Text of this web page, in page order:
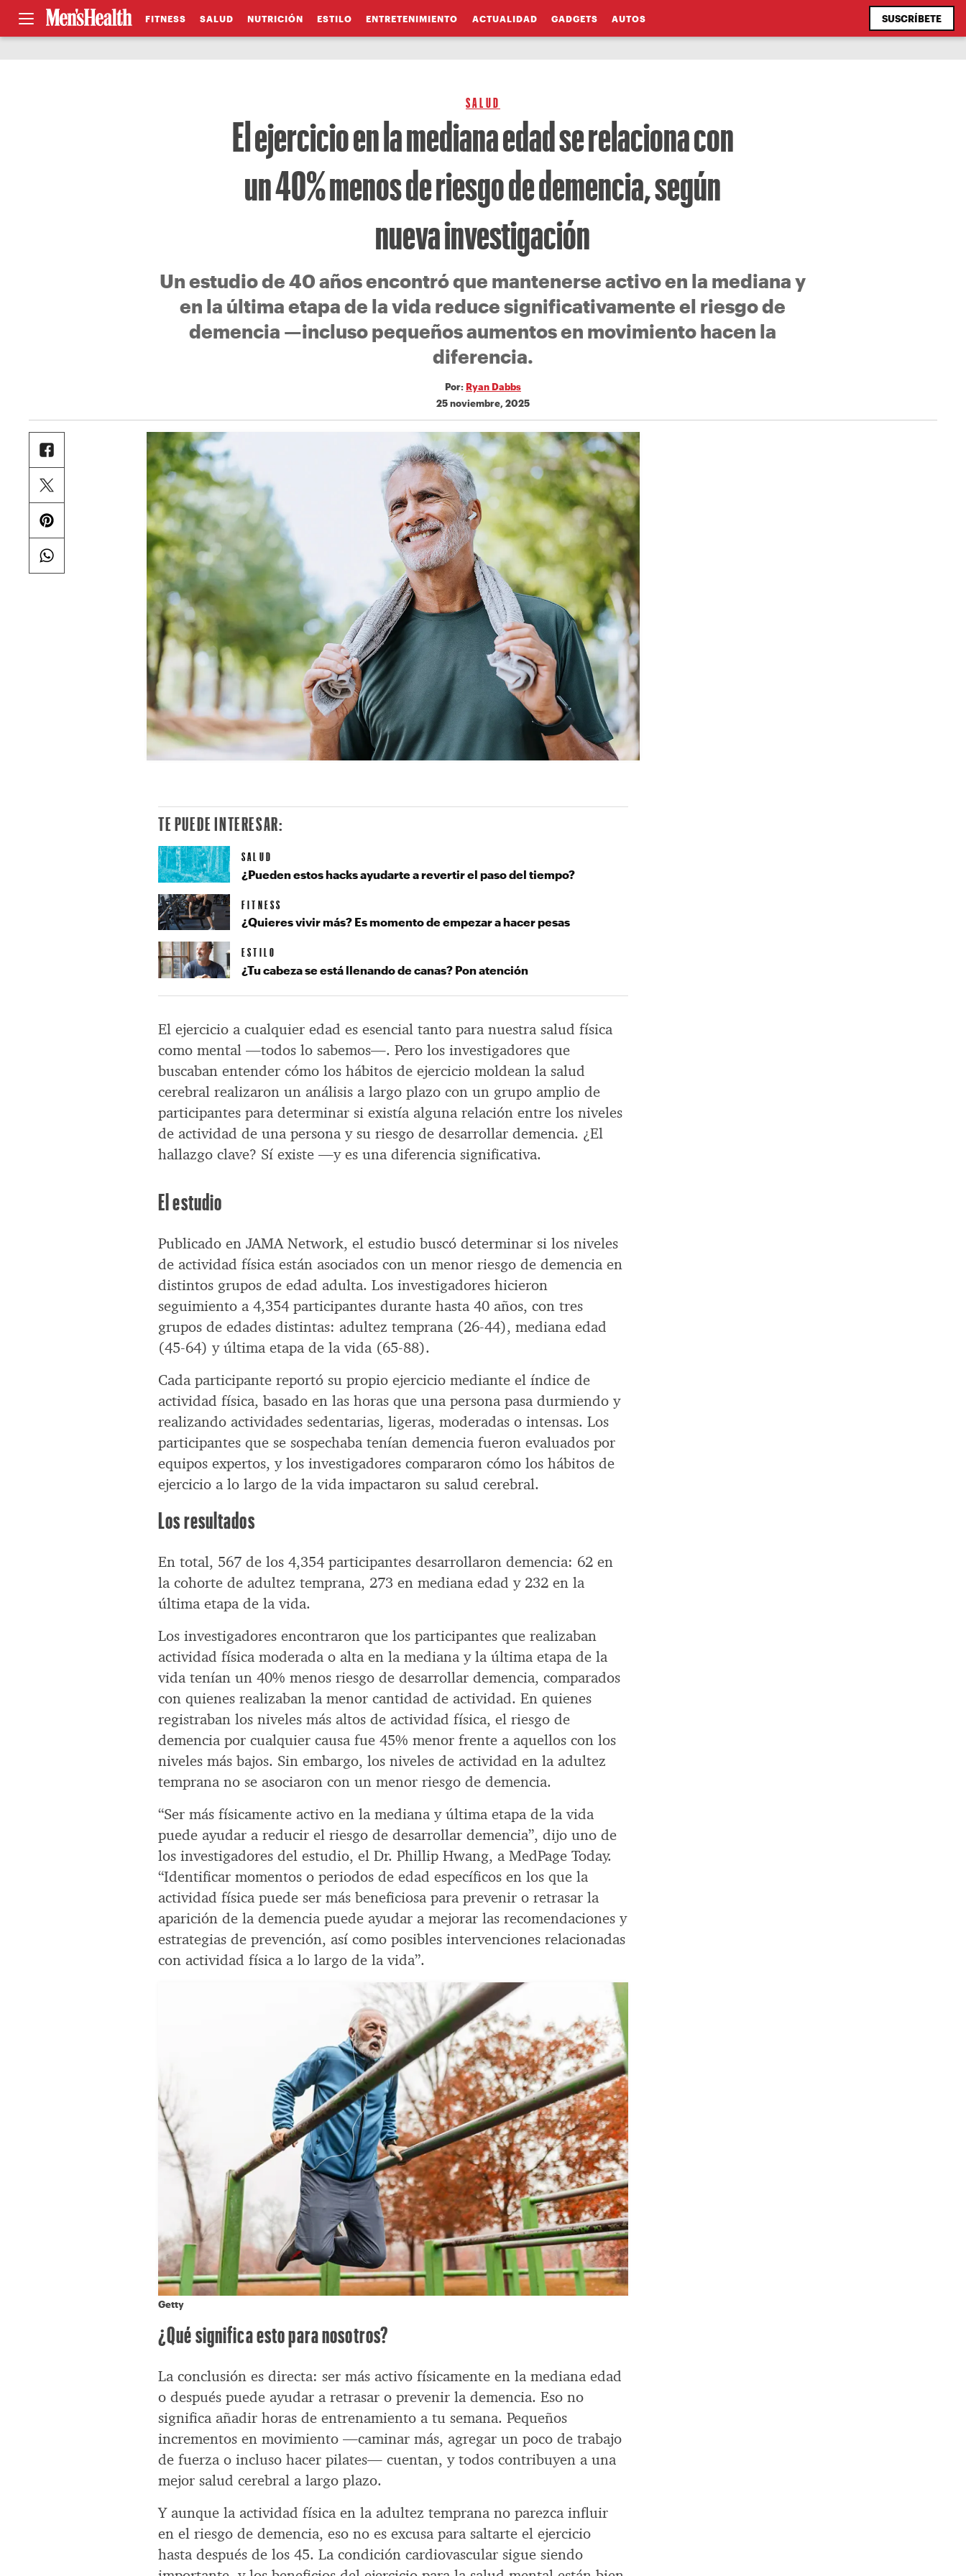
FITNESS SALUD NUTRICIÓN ESTILO ENTRETENIMIENTO ACTUALIDAD GADGETS AUTOS SUSCRÍBETE
SALUD
El ejercicio en la mediana edad se relaciona con
un 40% menos de riesgo de demencia, según
nueva investigación
Un estudio de 40 años encontró que mantenerse activo en la mediana y
en la última etapa de la vida reduce significativamente el riesgo de
demencia —incluso pequeños aumentos en movimiento hacen la
diferencia.
Por: Ryan Dabbs
25 noviembre, 2025
El ejercicio a cualquier edad es esencial tanto para nuestra salud física
como mental —todos lo sabemos—. Pero los investigadores que
buscaban entender cómo los hábitos de ejercicio moldean la salud
cerebral realizaron un análisis a largo plazo con un grupo amplio de
participantes para determinar si existía alguna relación entre los niveles
de actividad de una persona y su riesgo de desarrollar demencia. ¿El
hallazgo clave? Sí existe —y es una diferencia significativa.
El estudio
Publicado en JAMA Network, el estudio buscó determinar si los niveles
de actividad física están asociados con un menor riesgo de demencia en
distintos grupos de edad adulta. Los investigadores hicieron
seguimiento a 4,354 participantes durante hasta 40 años, con tres
grupos de edades distintas: adultez temprana (26-44), mediana edad
(45-64) y última etapa de la vida (65-88).
Cada participante reportó su propio ejercicio mediante el índice de
actividad física, basado en las horas que una persona pasa durmiendo y
realizando actividades sedentarias, ligeras, moderadas o intensas. Los
participantes que se sospechaba tenían demencia fueron evaluados por
equipos expertos, y los investigadores compararon cómo los hábitos de
ejercicio a lo largo de la vida impactaron su salud cerebral.
Los resultados
En total, 567 de los 4,354 participantes desarrollaron demencia: 62 en
la cohorte de adultez temprana, 273 en mediana edad y 232 en la
última etapa de la vida.
Los investigadores encontraron que los participantes que realizaban
actividad física moderada o alta en la mediana y la última etapa de la
vida tenían un 40% menos riesgo de desarrollar demencia, comparados
con quienes realizaban la menor cantidad de actividad. En quienes
registraban los niveles más altos de actividad física, el riesgo de
demencia por cualquier causa fue 45% menor frente a aquellos con los
niveles más bajos. Sin embargo, los niveles de actividad en la adultez
temprana no se asociaron con un menor riesgo de demencia.
“Ser más físicamente activo en la mediana y última etapa de la vida
puede ayudar a reducir el riesgo de desarrollar demencia”, dijo uno de
los investigadores del estudio, el Dr. Phillip Hwang, a MedPage Today.
“Identificar momentos o periodos de edad específicos en los que la
actividad física puede ser más beneficiosa para prevenir o retrasar la
aparición de la demencia puede ayudar a mejorar las recomendaciones y
estrategias de prevención, así como posibles intervenciones relacionadas
con actividad física a lo largo de la vida”.
Getty
¿Qué significa esto para nosotros?
La conclusión es directa: ser más activo físicamente en la mediana edad
o después puede ayudar a retrasar o prevenir la demencia. Eso no
significa añadir horas de entrenamiento a tu semana. Pequeños
incrementos en movimiento —caminar más, agregar un poco de trabajo
de fuerza o incluso hacer pilates— cuentan, y todos contribuyen a una
mejor salud cerebral a largo plazo.
Y aunque la actividad física en la adultez temprana no parezca influir
en el riesgo de demencia, eso no es excusa para saltarte el ejercicio
hasta después de los 45. La condición cardiovascular sigue siendo
TE PUEDE INTERESAR:
SALUD
¿Pueden estos hacks ayudarte a revertir el paso del tiempo?
FITNESS
¿Quieres vivir más? Es momento de empezar a hacer pesas
ESTILO
¿Tu cabeza se está llenando de canas? Pon atención